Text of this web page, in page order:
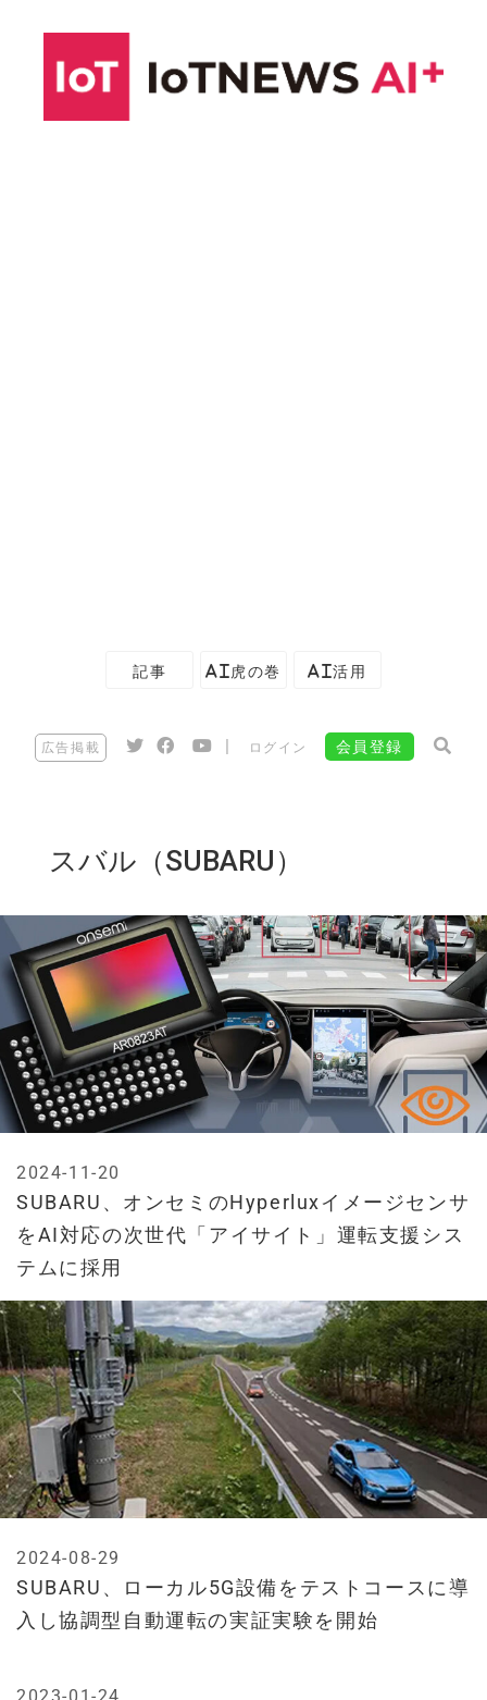
記事 AI虎の巻 AI活用
広告掲載 ログイン 会員登録
スバル（SUBARU）
SUBARU、オンセミのHyperluxイメージセンサ
をAI対応の次世代「アイサイト」運転支援シス
テムに採用
2024-11-20
SUBARU、ローカル5G設備をテストコースに導
入し協調型自動運転の実証実験を開始
2024-08-29